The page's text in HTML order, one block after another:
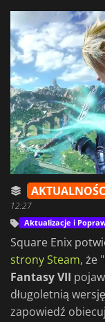
ZALOGUJ SIĘ LUB
12:27
Aktualizacje i
Square Enix
strony Steam, że
Fantasy VII
długoletnią
zapowiedź